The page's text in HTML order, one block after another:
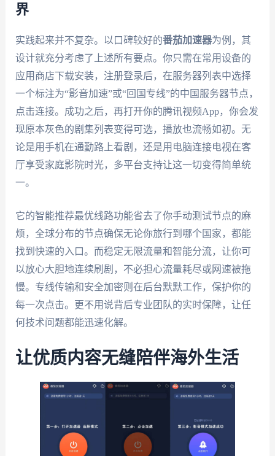
界
实践起来并不复杂。以口碑较好的番茄加速器为例，其
设计就充分考虑了上述所有要点。你只需在常用设备的
应用商店下载安装，注册登录后，在服务器列表中选择
一个标注为“影音加速”或“回国专线”的中国服务器节点，
点击连接。成功之后，再打开你的腾讯视频App，你会发
现原本灰色的剧集列表变得可选，播放也流畅如初。无
论是用手机在通勤路上看剧，还是用电脑连接电视在客
厅享受家庭影院时光，多平台支持让这一切变得简单统
一。
它的智能推荐最优线路功能省去了你手动测试节点的麻
烦，全球分布的节点确保无论你旅行到哪个国家，都能
找到快速的入口。而稳定无限流量和智能分流，让你可
以放心大胆地连续刷剧，不必担心流量耗尽或网速被拖
慢。专线传输和安全加密则在后台默默工作，保护你的
每一次点击。更不用说背后专业团队的实时保障，让任
何技术问题都能迅速化解。
让优质内容无缝陪伴海外生活